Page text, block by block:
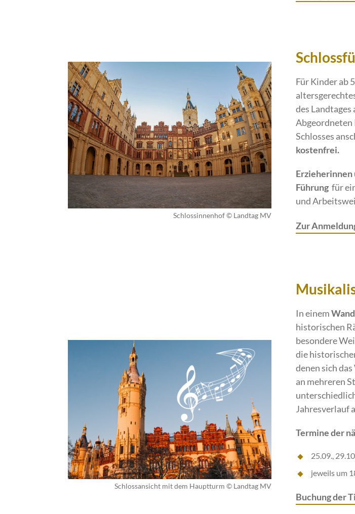
Schlossinnenhof © Landtag MV
Für Kinder ab
des
Abgeordneten
Schlosses
kostenfrei.
Erzieherinnen
Führung für
und
Zur
Schlossansicht mit dem Hauptturm © Landtag MV
In einem
historischen
besondere
die
denen sich
an mehreren
Jahresverlauf
Termine der
25.09.,
jeweils um
Buchung der